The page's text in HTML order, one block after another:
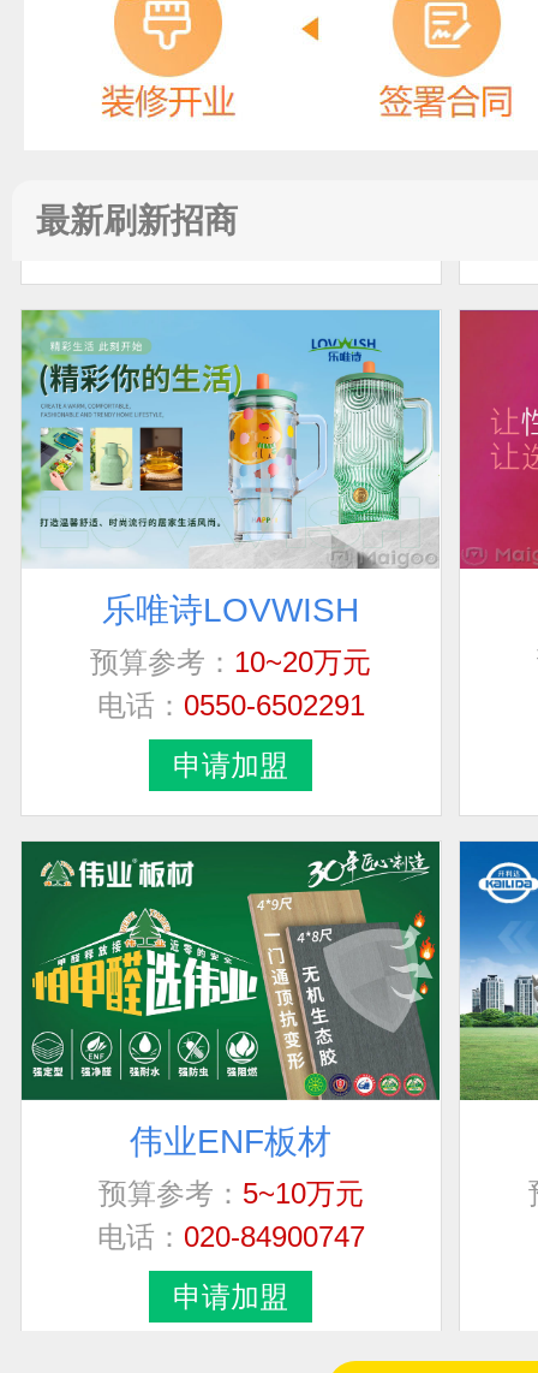
最新刷新招商
天泽智联TanZer
预算参考：15~50万元
申请加盟
乐唯诗LOVWISH
预算参考：
电话：
0550-6502291
申请加盟
伟业ENF板材
预算参考：
电话：
020-84900747
申请加盟
联系人
女士 河南省郑州市中原
夏红兵